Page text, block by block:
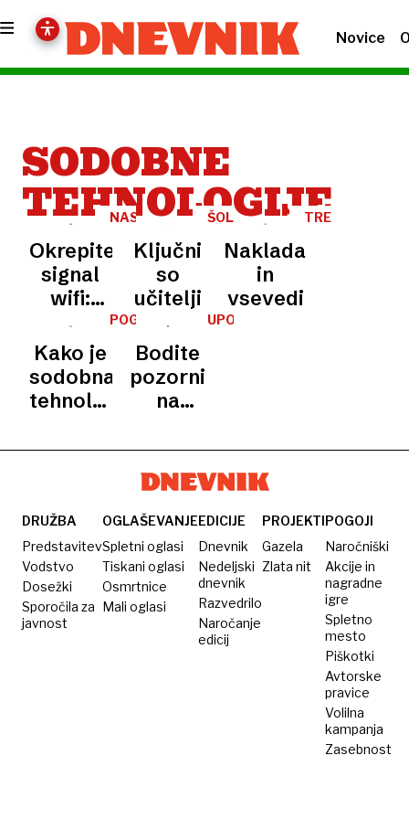
Novice
SODOBNE
TEHNOLOGIJE
NASVET
Okrepite
signal
wifi:
Usmerjevalnik
odmaknite
od teh
petih
ŠOLSTVO
Ključni
so
učitelji
TRETJA
Nakladači
in
vsevedi
POGOVOR
Kako je
sodobna
tehnologija
tudi
UPORABA
Bodite
pozorni
na
s
sodobnimi
tehnologijami
DRUŽBA
Predstavitev
Vodstvo
Dosežki
Sporočila za
javnost
OGLAŠEVANJE
Spletni oglasi
Tiskani oglasi
Osmrtnice
Mali oglasi
EDICIJE
Dnevnik
Nedeljski
dnevnik
Razvedrilo
Naročanje
edicij
PROJEKTI
Gazela
Zlata nit
POGOJI
Naročniški
Akcije in
nagradne
igre
Spletno
mesto
Piškotki
Avtorske
pravice
Volilna
kampanja
Zasebnost